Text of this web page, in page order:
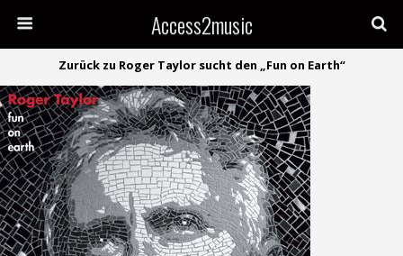
Access2music
Zurück zu Roger Taylor sucht den „Fun on Earth“